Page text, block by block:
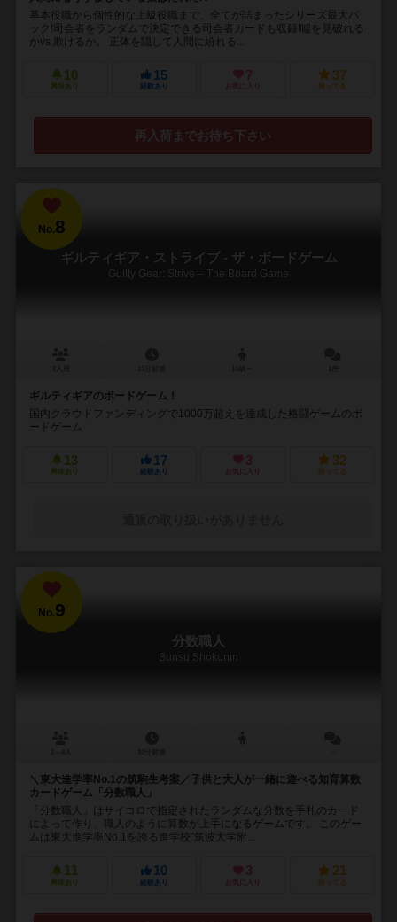
基本役職から個性的な上級役職まで、全てが詰まったシリーズ最大パ
ック!司会者をランダムで決定できる司会者カードも収録!噓を見破れる
かvs.欺けるか。 正体を隠して人間に紛れる...
10
興味あり
15
経験あり
7
お気に入り
37
持ってる
再入荷までお待ち下さい
No.8
ギルティギア・ストライブ - ザ・ボードゲーム
Guilty Gear: Strive – The Board Game
ギルティギアのボードゲーム！
国内クラウドファンディングで1000万超えを達成した格闘ゲームのボ
ードゲーム
13
興味あり
17
経験あり
3
お気に入り
32
持ってる
No.9
分数職人
Bunsu Shokunin
＼東大進学率No.1の筑駒生考案／子供と大人が一緒に遊べる知育算数
カードゲーム「分数職人」
「分数職人」はサイコロで指定されたランダムな分数を手札のカード
によって作り、職人のように算数が上手になるゲームです。 このゲー
ムは東大進学率No.1を誇る進学校”筑波大学附...
11
興味あり
10
経験あり
3
お気に入り
21
持ってる